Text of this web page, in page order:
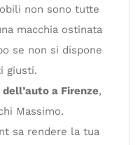
non sono tutte
macchia ostinata
se non si dispone
giusti.
a Firenze,
Massimo.
sa rendere la tua